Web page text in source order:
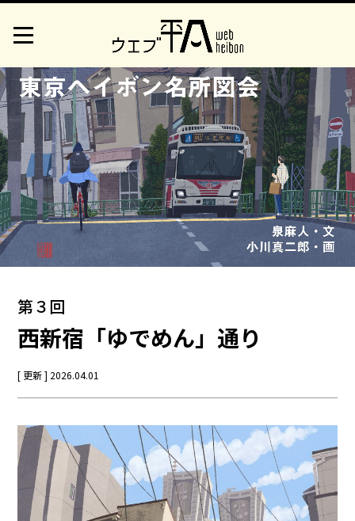
第３回
西新宿「ゆでめん」通り
[ 更新 ] 2026.04.01